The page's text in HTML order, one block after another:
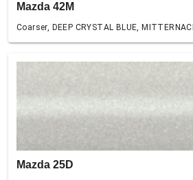
Mazda 42M
Coarser, DEEP CRYSTAL BLUE,
Mazda 25D